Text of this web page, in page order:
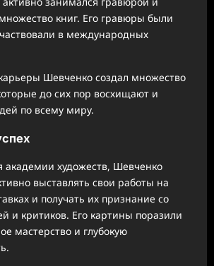
книг. Его гравюры были
в международных
Шевченко создал множество
до сих пор восхищают и
по всему миру.
академии художеств, Шевченко
выставлять свои работы на
и получать их признание со
и критиков. Его картины поразили
мастерство и глубокую